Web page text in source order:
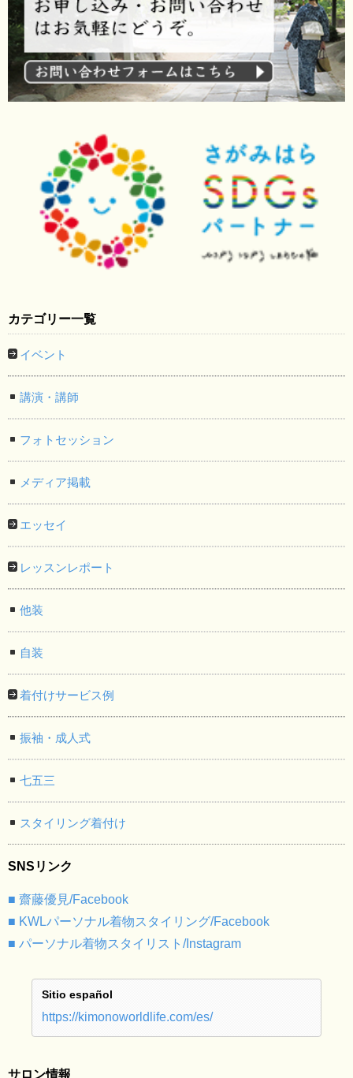
カテゴリー一覧
イベント
講演・講師
フォトセッション
メディア掲載
エッセイ
レッスンレポート
他装
自装
着付けサービス例
振袖・成人式
七五三
スタイリング着付け
SNSリンク
■ 齋藤優見/Facebook
■ KWLパーソナル着物スタイリング/Facebook
■ パーソナル着物スタイリスト/Instagram
Sitio español
https://kimonoworldlife.com/es/
サロン情報